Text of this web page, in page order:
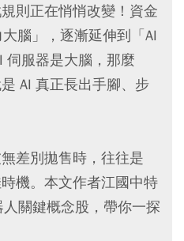
則正在悄悄改變！資金
腦」，逐漸延伸到「AI
伺服器是大腦，那麼
AI 真正長出手腳、步
差別拋售時，往往是
機。本文作者江國中特
關鍵概念股，帶你一探